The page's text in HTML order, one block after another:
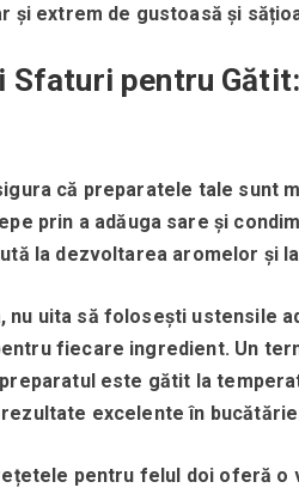
și extrem de gustoasă și
Sfaturi pentru
că preparatele tale sunt
prin a adăuga sare și
la dezvoltarea aromelor și
nu uita să folosești ustensile
fiecare ingredient. Un
este gătit la
excelente în
pentru felul doi oferă